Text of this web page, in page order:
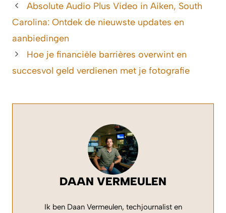
Absolute Audio Plus Video in Aiken, South
Carolina: Ontdek de nieuwste updates en
aanbiedingen
Hoe je financiële barrières overwint en
succesvol geld verdienen met je fotografie
DAAN VERMEULEN
Ik ben Daan Vermeulen, techjournalist en